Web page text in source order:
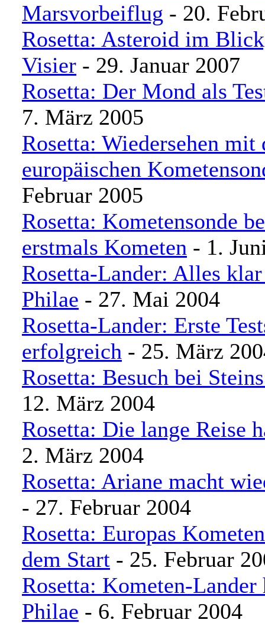
Marsvorbeiflug - 20.
Rosetta: Asteroid im
Visier - 29. Januar 2007
Rosetta: Der Mond als
7. März 2005
Rosetta: Wiedersehen mit
europäischen
Februar 2005
Rosetta: Kometensonde
erstmals Kometen - 1.
Rosetta-Lander: Alles
Philae - 27. Mai 2004
Rosetta-Lander: Erste
erfolgreich - 25. März
Rosetta: Besuch bei
12. März 2004
Rosetta: Die lange Reise
2. März 2004
Rosetta: Ariane macht
- 27. Februar 2004
Rosetta: Europas
dem Start - 25. Februar
Rosetta: Kometen-
Philae - 6. Februar 2004